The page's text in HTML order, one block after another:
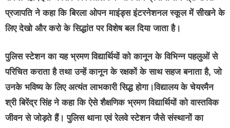
प्रजापति ने कहा कि बिरला ओपन माइंड्स इंटरनेशनल स्कूल में सीखने के
लिए देखो और करो के सिद्धांत पर विशेष बल दिया जाता है।
पुलिस स्टेशन का यह भ्रमण विद्यार्थियों को कानून के विभिन्न पहलुओं से
परिचित कराता है तथा उन्हें कानून के रक्षकों के साथ सहज बनाता है, जो
उनके भविष्य के लिए अत्यंत लाभकारी सिद्ध होगा।विद्यालय के चेयरमैन
श्री बिरेंद्र सिंह ने कहा कि ऐसे शैक्षणिक भ्रमण विद्यार्थियों को वास्तविक
जीवन से जोड़ते हैं। पुलिस थाना एवं रेलवे स्टेशन जैसे संस्थानों का